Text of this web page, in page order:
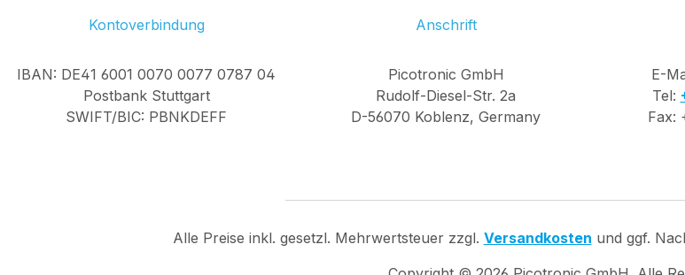
Kontoverbindung
IBAN: DE41 6001 0070 0077 0787 04
Postbank Stuttgart
SWIFT/BIC: PBNKDEFF
Anschrift
Picotronic GmbH
Rudolf-Diesel-Str. 2a
D-56070 Koblenz, Germany
E-
Tel:
Fax:
Alle Preise inkl. gesetzl. Mehrwertsteuer zzgl. Versandkosten und ggf.